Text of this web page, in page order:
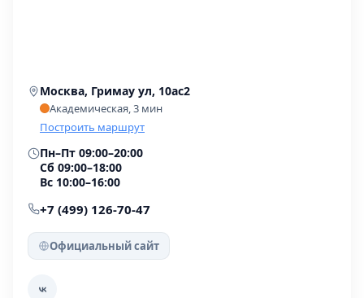
Москва, Гримау ул, 10ас2
Академическая, 3 мин
Построить маршрут
Пн–Пт 09:00–20:00
Сб 09:00–18:00
Вс 10:00–16:00
+7 (499) 126-70-47
Официальный сайт